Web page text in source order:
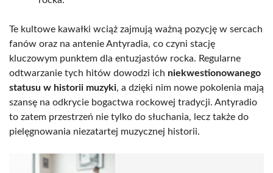
Te kultowe kawałki wciąż zajmują ważną pozycję w sercach
fanów oraz na antenie Antyradia, co czyni stację
kluczowym punktem dla entuzjastów rocka. Regularne
odtwarzanie tych hitów dowodzi ich niekwestionowanego
statusu w historii muzyki, a dzięki nim nowe pokolenia mają
szansę na odkrycie bogactwa rockowej tradycji. Antyradio
to zatem przestrzeń nie tylko do słuchania, lecz także do
pielęgnowania niezatartej muzycznej historii.